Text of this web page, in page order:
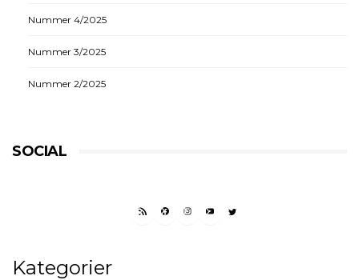
Nummer 4/2025
Nummer 3/2025
Nummer 2/2025
SOCIAL
RSS FEEDFACEBOOK
INSTAGRAM
YOUTUBETWITTER
Kategorier